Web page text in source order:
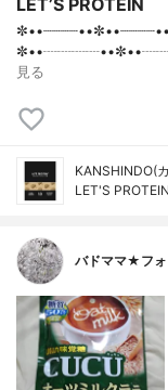
LET’S PROTEIN
見る
KANSHINDO(
LET'S
バドママ★フ